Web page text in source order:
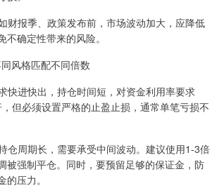
财报季、政策发布前，市场波动加大，应降低
确定性带来的风险。
风格匹配不同倍数
快进快出，持仓时间短，对资金利用率要求
但必须设置严格的止盈止损，通常单笔亏损不
仓周期长，需要承受中间波动。建议使用1-3倍
被强制平仓。同时，要预留足够的保证金，防
压力。